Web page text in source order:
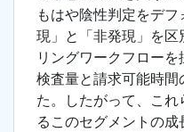
もはや陰性判定をデ
現」と「非発現」を
リングワークフローを
検査量と請求可能時
た。したがって、こ
るこのセグメントの成